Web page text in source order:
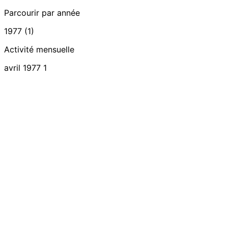
Parcourir par année
1977 (1)
Activité mensuelle
avril 1977 1